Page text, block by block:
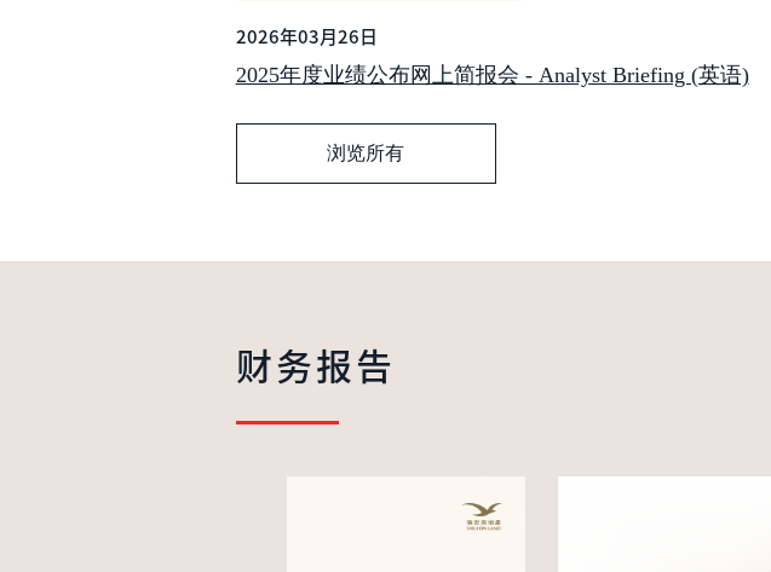
2026年03月26日
2025年度业绩公布网上简报会 - Analyst Briefing (英语)
浏览所有
财务报告